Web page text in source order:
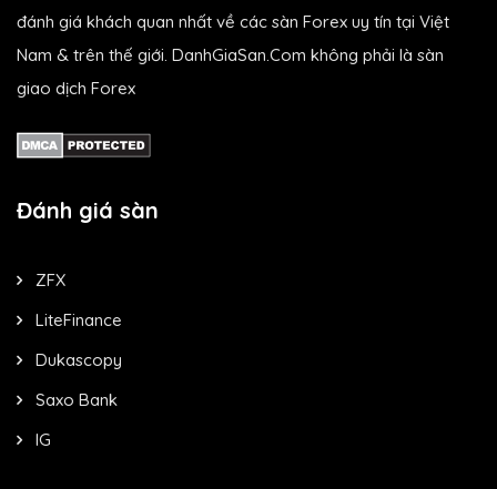
đánh giá khách quan nhất về các sàn Forex uy tín tại Việt
Nam & trên thế giới. DanhGiaSan.Com không phải là sàn
giao dịch Forex
Đánh giá sàn
ZFX
LiteFinance
Dukascopy
Saxo Bank
IG